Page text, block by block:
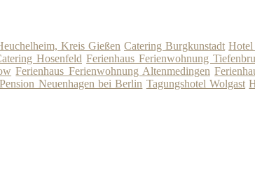
Kreis Gießen Catering Burgkunstadt Hotel
Hosenfeld Ferienhaus Ferienwohnung
Ferienhaus Ferienwohnung Altenmedingen
Pension Neuenhagen bei Berlin Tagungshotel Wolgast